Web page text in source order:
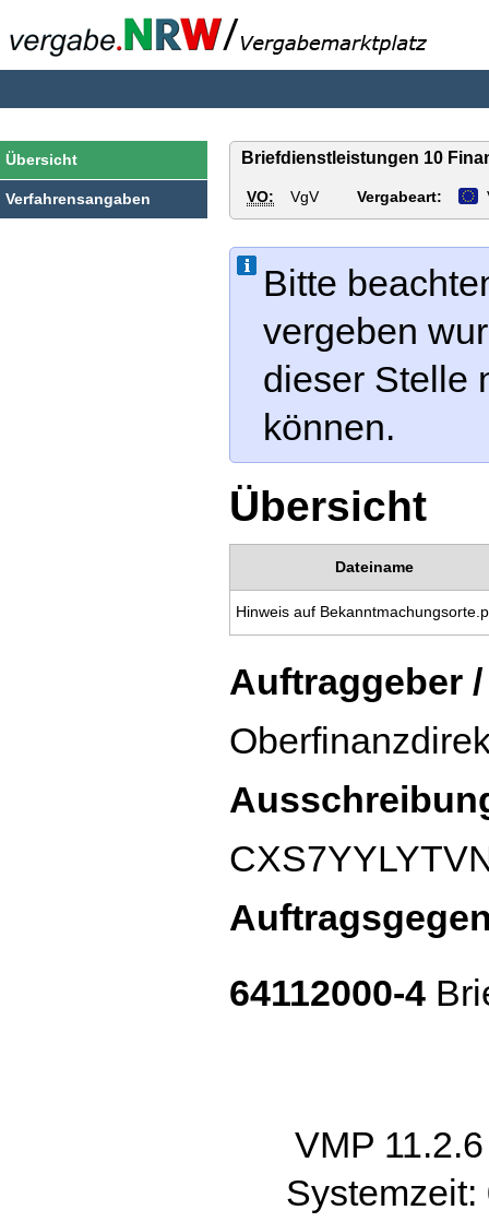
Übersicht
Verfahrensangaben
Briefdienstleistungen 10
VO: VgV Vergabeart:
Bitte
vergeben
dieser Stelle
können.
Übersicht
Dateiname
Hinweis auf
Auftraggeber
64112000-4
VMP